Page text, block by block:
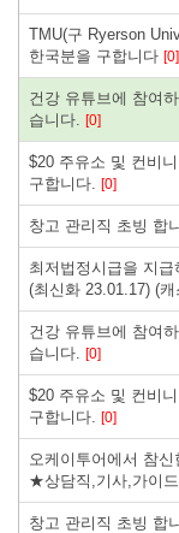
TMU(구 Ryerson
한국분을 구합니다 [0]
건강 유튜브에 참여
습니다. [0]
$20 주유소 및 컨비
구합니다. [0]
창고 관리직 초빙 합
최저법정시급을 지
(최신화 23.01.17) (
건강 유튜브에 참여
습니다. [0]
$20 주유소 및 컨비
구합니다. [0]
오케이투어에서 참
★상담직,기사,가이
창고 관리직 초빙 합